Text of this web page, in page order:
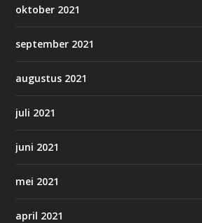
oktober 2021
september 2021
augustus 2021
juli 2021
juni 2021
mei 2021
april 2021